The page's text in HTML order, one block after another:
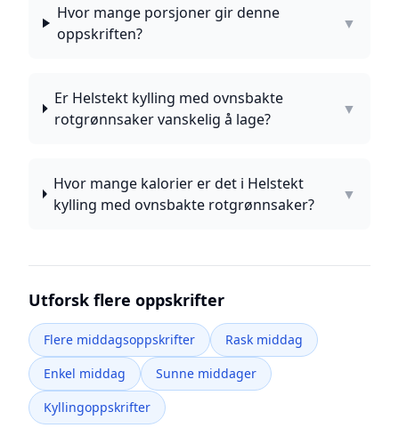
Hvor mange porsjoner gir denne
oppskriften?
▼
Er Helstekt kylling med ovnsbakte
rotgrønnsaker vanskelig å lage?
▼
Hvor mange kalorier er det i Helstekt
kylling med ovnsbakte rotgrønnsaker?
▼
Utforsk flere oppskrifter
Flere middagsoppskrifter
Rask middag
Enkel middag
Sunne middager
Kyllingoppskrifter